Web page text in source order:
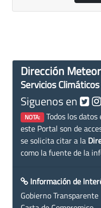
Dirección
Servicios Climáticos
Siguenos en
NOTA: Todos los datos
este Portal son de
se solicita citar a la
como la fuente de la
Información de
Gobierno Transparente